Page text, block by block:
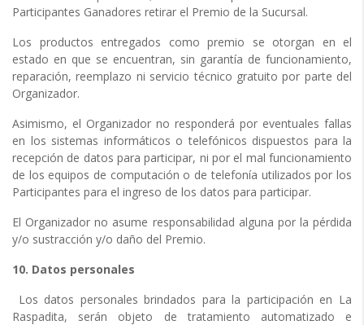
Participantes Ganadores retirar el Premio de la Sucursal.
Los productos entregados como premio se otorgan en el
estado en que se encuentran, sin garantía de funcionamiento,
reparación, reemplazo ni servicio técnico gratuito por parte del
Organizador.
Asimismo, el Organizador no responderá por eventuales fallas
en los sistemas informáticos o telefónicos dispuestos para la
recepción de datos para participar, ni por el mal funcionamiento
de los equipos de computación o de telefonía utilizados por los
Participantes para el ingreso de los datos para participar.
El Organizador no asume responsabilidad alguna por la pérdida
y/o sustracción y/o daño del Premio.
10. Datos personales
Los datos personales brindados para la participación en La
Raspadita, serán objeto de tratamiento automatizado e